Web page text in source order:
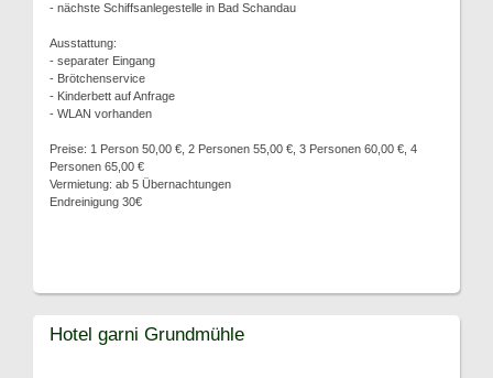
- nächste Schiffsanlegestelle in Bad Schandau
Ausstattung:
- separater Eingang
- Brötchenservice
- Kinderbett auf Anfrage
- WLAN vorhanden
Preise: 1 Person 50,00 €, 2 Personen 55,00 €, 3 Personen 60,00 €, 4
Personen 65,00 €
Vermietung: ab 5 Übernachtungen
Endreinigung 30€
Hotel garni Grundmühle